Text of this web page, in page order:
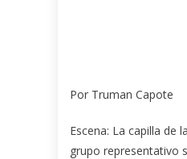
Por Truman Capote
Escena: La capilla de
grupo representativo